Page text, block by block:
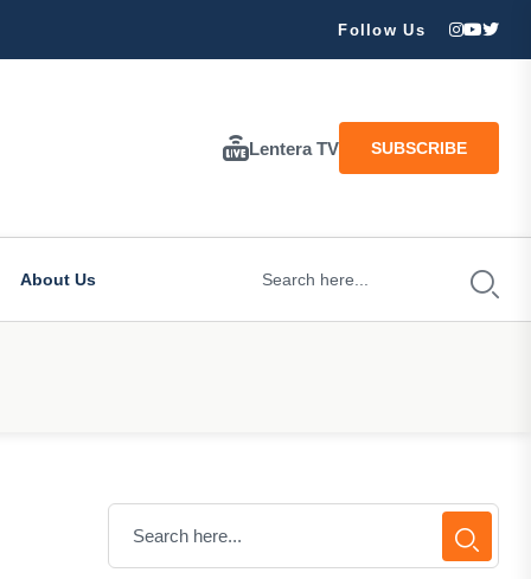
Follow Us
Lentera TV SUBSCRIBE
About Us